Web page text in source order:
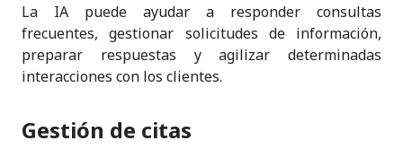
La IA puede ayudar a responder consultas
frecuentes, gestionar solicitudes de información,
preparar respuestas y agilizar determinadas
interacciones con los clientes.
Gestión de citas